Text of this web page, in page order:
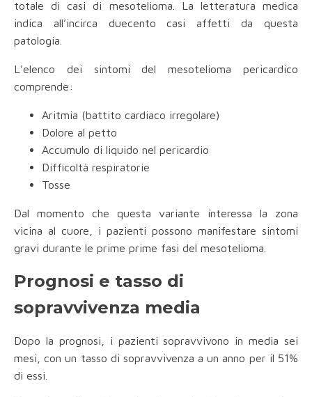
totale di casi di mesotelioma. La letteratura medica
indica all’incirca duecento casi affetti da questa
patologia.
L’elenco dei sintomi del mesotelioma pericardico
comprende:
Aritmia (battito cardiaco irregolare)
Dolore al petto
Accumulo di liquido nel pericardio
Difficoltà respiratorie
Tosse
Dal momento che questa variante interessa la zona
vicina al cuore, i pazienti possono manifestare sintomi
gravi durante le prime prime fasi del mesotelioma.
Prognosi e tasso di
sopravvivenza media
Dopo la prognosi, i pazienti sopravvivono in media sei
mesi, con un tasso di sopravvivenza a un anno per il 51%
di essi.